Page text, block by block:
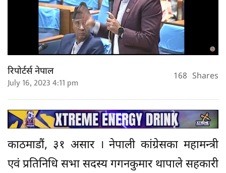
रिपोर्टर्स नेपाल
July 16, 2023 4:11 pm 168 Shares
काठमाडौं, ३१ असार । नेपाली कांग्रेसका महामन्त्री
एवं प्रतिनिधि सभा सदस्य गगनकुमार थापाले सहकारी